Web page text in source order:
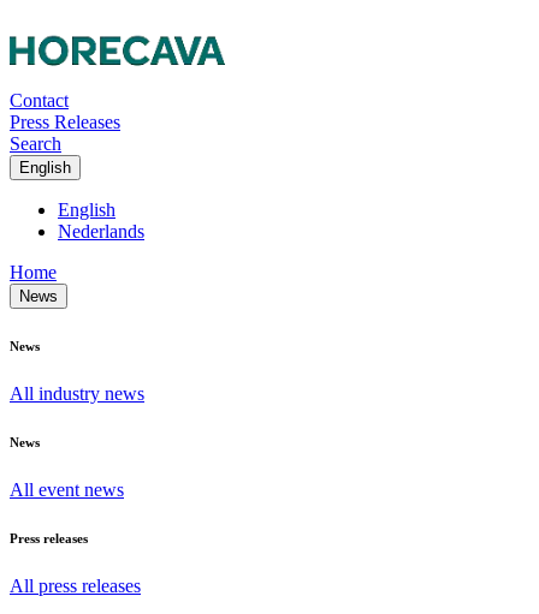
Contact
Press Releases
Search
English
English
Nederlands
Home
News
News
All industry news
News
All event news
Press releases
All press releases